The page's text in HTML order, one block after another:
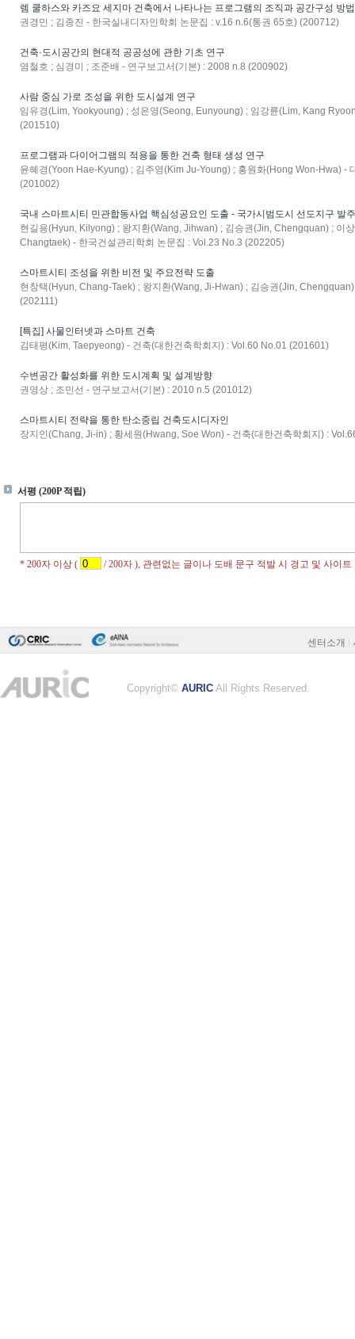
렘 쿨하스와 카즈요 세지마 건축에서 나타나는 프로그램의 조직과 공간구성 방
권경민 ; 김종진 - 한국실내디자인학회 논문집 : v.16 n.6(통권 65호) (200712)
건축·도시공간의 현대적 공공성에 관한 기초 연구
염철호 ; 심경미 ; 조준배 - 연구보고서(기본) : 2008 n.8 (200902)
사람 중심 가로 조성을 위한 도시설계 연구
임유경(Lim, Yookyoung) ; 성은영(Seong, Eunyoung) ; 임강륜(Lim, Kang
(201510)
프로그램과 다이어그램의 적용을 통한 건축 형태 생성 연구
윤혜경(Yoon Hae-Kyung) ; 김주영(Kim Ju-Young) ; 홍원화(Hong Won-Hwa) -
(201002)
국내 스마트시티 민관합동사업 핵심성공요인 도출 - 국가시범도시 선도지구 발
현길용(Hyun, Kilyong) ; 왕지환(Wang, Jihwan) ; 김승권(Jin, Chengquan) ; 이
Changtaek) - 한국건설관리학회 논문집 : Vol.23 No.3 (202205)
스마트시티 조성을 위한 비전 및 주요전략 도출
현창택(Hyun, Chang-Taek) ; 왕지환(Wang, Ji-Hwan) ; 김승권(Jin,
(202111)
[특집] 사물인터넷과 스마트 건축
김태평(Kim, Taepyeong) - 건축(대한건축학회지) : Vol.60 No.01 (201601)
수변공간 활성화를 위한 도시계획 및 설계방향
권영상 ; 조민선 - 연구보고서(기본) : 2010 n.5 (201012)
스마트시티 전략을 통한 탄소중립 건축도시디자인
장지인(Chang, Ji-in) ; 황세원(Hwang, Soe Won) - 건축(대한건축학회지) :
센터소개
Copyright© AURIC All Rights Reserved.